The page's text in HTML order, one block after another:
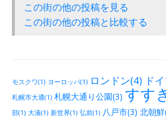
この街の他の投稿を見る
この街の他の投稿と比較する
モスクワ(1) ヨーロッパ(1) ロンドン(4) ド
札幌市大通(1) 札幌大通り公園(3) すす
部(1) 大湊(1) 新世界(1) 弘前(1) 八戸市(3) 北朝